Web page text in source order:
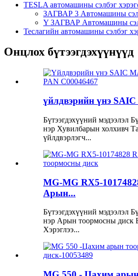
TESLA автомашины сэлбэг
ЗАГВАР 3 Автомашины
Y ЗАГВАР Автомашины
Теслагийн автомашины сэлбэг
Онцлох бүтээгдэхүүнүүд
үйлдвэрийн үнэ
Бүтээгдэхүүний мэдээлэл
нэр Хувилбарын холхивч
үйлдвэрлэгч...
MG-MG RX5-
Арын...
Бүтээгдэхүүний мэдээлэл
нэр Арын тоормосны диск
Хэрэглээ...